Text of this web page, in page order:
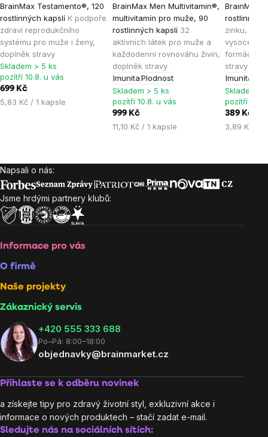
BrainMax Testamento®, 120
rostlinných kapslí K podpoře
zdraví reprodukčního
systému pro muže i ženy,
doplněk stravy
hodnocení
produktu
je
4,8
z
5
hvězdiček.
Skladem > 5 ks
pozítří 10.8. u vás
699 Kč
Měrná
5,83 Kč / 1 kapsle
BrainMax Men Multivitamin®,
multivitamín pro muže, 90
rostlinných kapslí 32
aktivních látek pro muže a
každodenní rovnováhu živin,
doplněk stravy
ImunitaPlodnost
hodnocení
produktu
je
4,8
z
5
hvězdiček.
Skladem > 5 ks
pozítří 10.8. u vás
999 Kč
Měrná
11,10 Kč / 1 kapsle
BrainMax
zinku,
vysoce
formách,
stravy
Imunita
produktu
je
4,9
z
5
Skladem >
pozítří
389 Kč
Měrná
3,89 Kč / 1
Zápatí
Napsali o nás:
Jsme hrdými partnery klubů:
Informace pro vás
O firmě
Naše projekty
Zákaznický servis
‭+420 555 333 688
Po–Pá: 8:00–18:00
objednavky@brainmarket.cz
Přihlaste se k odběru novinek
a získejte tipy pro zdravý životní styl, exkluzivní akce i
informace o nových produktech – stačí zadat e-mail.
Sledujte nás na sociálních sítích: